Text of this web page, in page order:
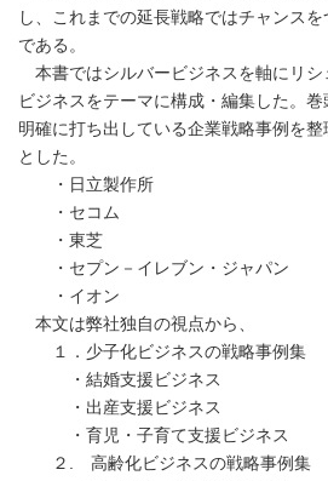
し、これまでの延長戦略ではチャンス
である。
本書ではシルバービジネスを軸にリシ
ビジネスをテーマに構成・編集した。
明確に打ち出している企業戦略事例を
とした。
・日立製作所
・セコム
・東芝
・セプン－イレブン・ジャパン
・イオン
本文は弊社独自の視点から、
１．少子化ビジネスの戦略事例集
・結婚支援ビジネス
・出産支援ビジネス
・育児・子育て支援ビジネス
２. 高齢化ビジネスの戦略事例集